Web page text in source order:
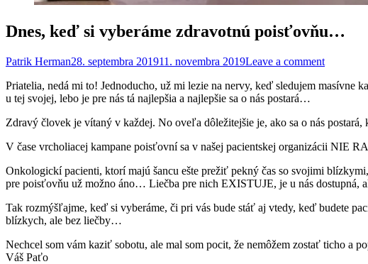
Dnes, keď si vyberáme zdravotnú poisťovňu…
Patrik Herman28. septembra 201911. novembra 2019Leave a comment
Priatelia, nedá mi to! Jednoducho, už mi lezie na nervy, keď sledujem masívne
u tej svojej, lebo je pre nás tá najlepšia a najlepšie sa o nás postará…
Zdravý človek je vítaný v každej. No oveľa dôležitejšie je, ako sa o nás
V čase vrcholiacej kampane poisťovní sa v našej pacientskej organizácii NIE
Onkologickí pacienti, ktorí majú šancu ešte prežiť pekný čas so svojimi
pre poisťovňu už možno áno… Liečba pre nich EXISTUJE, je u nás
Tak rozmýšľajme, keď si vyberáme, či pri vás bude stáť aj vtedy, keď budete
blízkych, ale bez liečby…
Nechcel som vám kaziť sobotu, ale mal som pocit, že nemôžem zostať ticho a
Váš Paťo